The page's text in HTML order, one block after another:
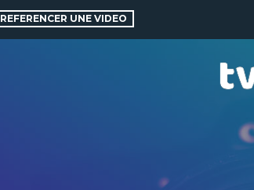
REFERENCER UNE VIDEO